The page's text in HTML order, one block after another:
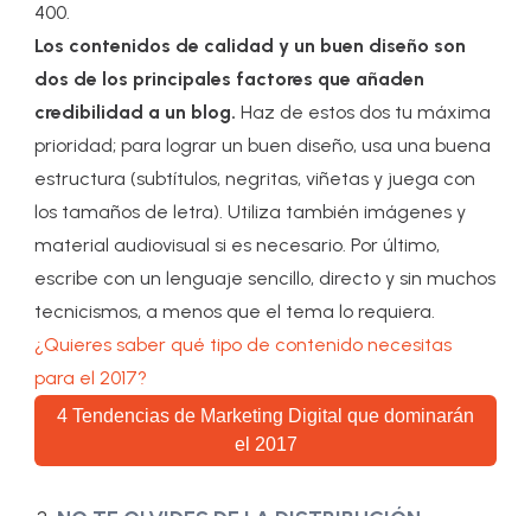
400.
Los contenidos de calidad y un buen diseño son
dos de los principales factores que añaden
credibilidad a un blog. Haz de estos dos tu máxima
prioridad; para lograr un buen diseño, usa una buena
estructura (subtítulos, negritas, viñetas y juega con
los tamaños de letra). Utiliza también imágenes y
material audiovisual si es necesario. Por último,
escribe con un lenguaje sencillo, directo y sin muchos
tecnicismos, a menos que el tema lo requiera.
¿Quieres saber qué tipo de contenido necesitas
para el 2017?
4 Tendencias de Marketing Digital que dominarán
el 2017